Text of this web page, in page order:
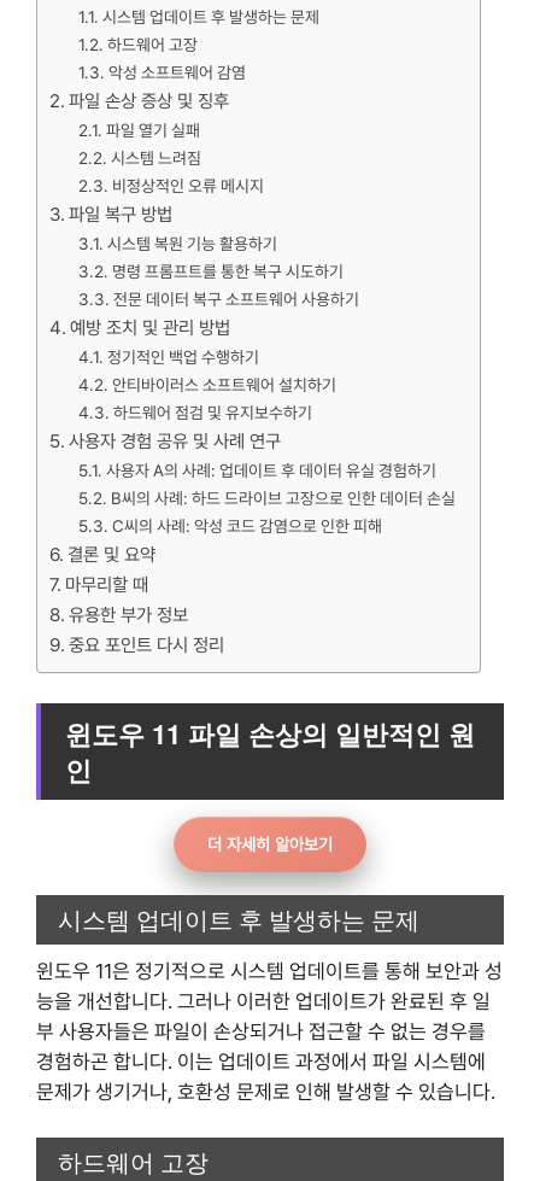
시스템 업데이트 후 발생하는 문제
하드웨어 고장
악성 소프트웨어 감염
파일 손상 증상 및 징후
파일 열기 실패
시스템 느려짐
비정상적인 오류 메시지
파일 복구 방법
시스템 복원 기능 활용하기
명령 프롬프트를 통한 복구 시도하기
전문 데이터 복구 소프트웨어 사용하기
예방 조치 및 관리 방법
정기적인 백업 수행하기
안티바이러스 소프트웨어 설치하기
하드웨어 점검 및 유지보수하기
사용자 경험 공유 및 사례 연구
사용자 A의 사례: 업데이트 후 데이터 유실 경험하기
B씨의 사례: 하드 드라이브 고장으로 인한 데이터 손실
C씨의 사례: 악성 코드 감염으로 인한 피해
결론 및 요약
마무리할 때
유용한 부가 정보
중요 포인트 다시 정리
윈도우 11 파일 손상의 일반적인 원
인
더 자세히 알아보기
시스템 업데이트 후 발생하는 문제
윈도우 11은 정기적으로 시스템 업데이트를 통해 보안과 성
능을 개선합니다. 그러나 이러한 업데이트가 완료된 후 일
부 사용자들은 파일이 손상되거나 접근할 수 없는 경우를
경험하곤 합니다. 이는 업데이트 과정에서 파일 시스템에
문제가 생기거나, 호환성 문제로 인해 발생할 수 있습니다.
하드웨어 고장